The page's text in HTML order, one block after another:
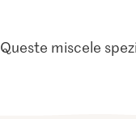
Queste miscele